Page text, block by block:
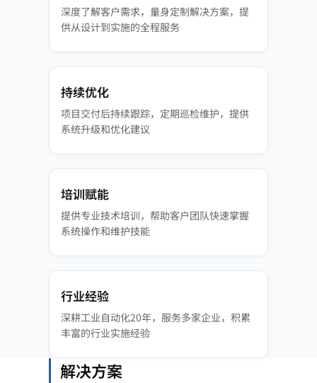
深度了解客户需求，量身定制解决方案，提
供从设计到实施的全程服务
持续优化
项目交付后持续跟踪，定期巡检维护，提供
系统升级和优化建议
培训赋能
提供专业技术培训，帮助客户团队快速掌握
系统操作和维护技能
行业经验
深耕工业自动化20年，服务多家企业，积累
丰富的行业实施经验
解决方案